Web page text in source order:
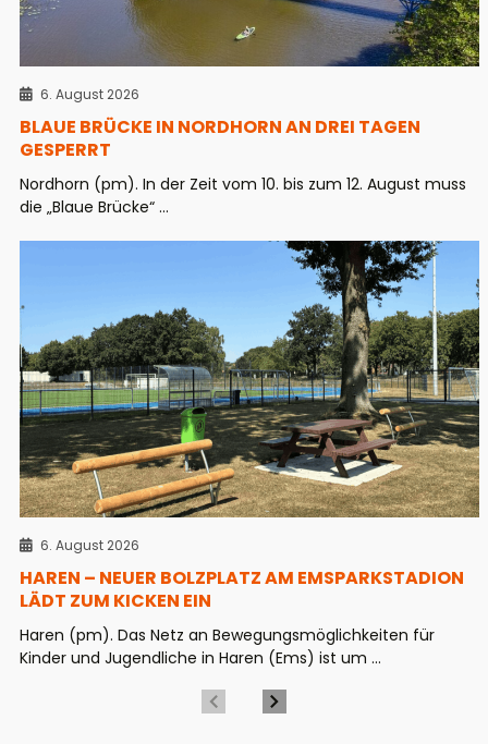
6. August 2026
BLAUE BRÜCKE IN NORDHORN AN DREI TAGEN
GESPERRT
Nordhorn (pm). In der Zeit vom 10. bis zum 12. August muss
die „Blaue Brücke“ ...
6. August 2026
HAREN – NEUER BOLZPLATZ AM EMSPARKSTADION
LÄDT ZUM KICKEN EIN
Haren (pm). Das Netz an Bewegungsmöglichkeiten für
Kinder und Jugendliche in Haren (Ems) ist um ...